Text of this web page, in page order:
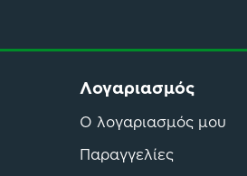
Λογαριασμός
Ο λογαριασμός μου
Παραγγελίες